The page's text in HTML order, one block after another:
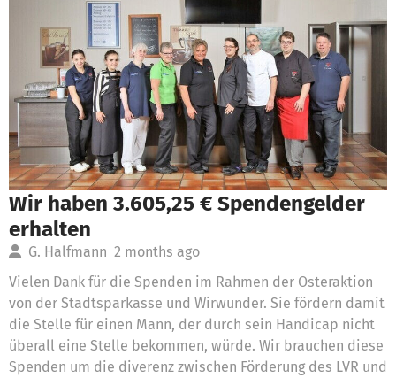
Wir haben 3.605,25 € Spendengelder
erhalten
G. Halfmann 2 months ago
Vielen Dank für die Spenden im Rahmen der Osteraktion
von der Stadtsparkasse und Wirwunder. Sie fördern damit
die Stelle für einen Mann, der durch sein Handicap nicht
überall eine Stelle bekommen, würde. Wir brauchen diese
Spenden um die diverenz zwischen Förderung des LVR und